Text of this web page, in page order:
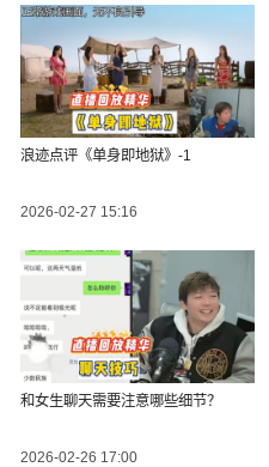
浪迹点评《单身即地狱》-1
2026-02-27 15:16
和女生聊天需要注意哪些细节？
2026-02-26 17:00